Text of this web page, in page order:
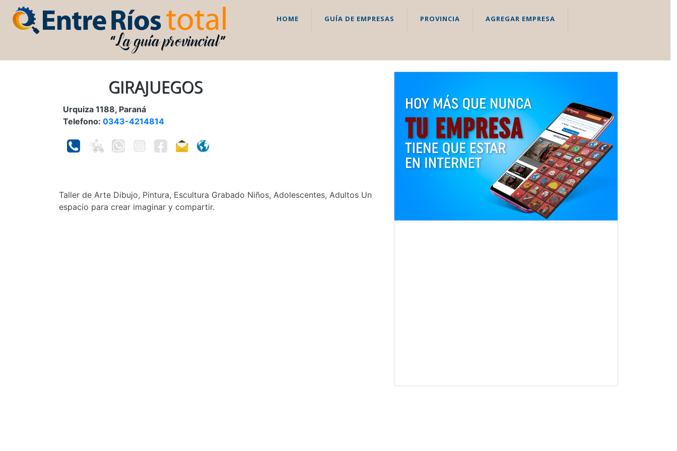
HOME GUÍA DE EMPRESAS PROVINCIA AGREGAR EMPRESA
GIRAJUEGOS
Urquiza 1188, Paraná
Telefono: 0343-4214814
Taller de Arte Dibujo, Pintura, Escultura Grabado Niños, Adolescentes, Adultos Un
espacio para crear imaginar y compartir.